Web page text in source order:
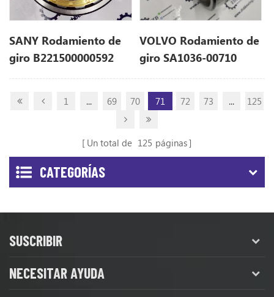
SANY Rodamiento de
giro B221500000592
para sy135
VOLVO Rodamiento de
giro SA1036-00710
para EC240B
1 ... 69 70 71 72 73 ... 125
Un total de 125 páginas
CATEGORÍAS
SUSCRIBIR
NECESITAR AYUDA